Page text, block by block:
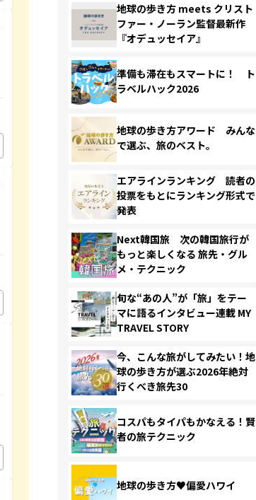
地球の歩き方 meets クリスト
ファー・ノーラン監督最新作
『オデュッセイア』
準備も滞在もスマートに！ ト
ラベルハック2026
地球の歩き方アワード みんな
で選ぶ、旅のベスト。
エアラインランキング 読者の
投票をもとにランキング形式で
発表
Next韓国旅 次の韓国旅行が
もっと楽しくなる 旅先・グル
メ・テクニック
旬な“あの人”が「旅」をテー
マに語るインタビュー連載 MY
TRAVEL STORY
今、こんな旅がしてみたい！地
球の歩き方が選ぶ2026年絶対
行くべき旅先30
コスパもタイパもかなえる！賢
者の旅テクニック
地球の歩き方♥偏愛ハワイ